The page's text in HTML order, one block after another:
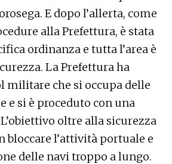
E dopo l’allerta, come
alla Prefettura, è stata
ordinanza e tutta l’area è
La Prefettura ha
militare che si occupa delle
e si è proceduto con una
oltre alla sicurezza
bloccare l’attività portuale e
delle navi troppo a lungo.